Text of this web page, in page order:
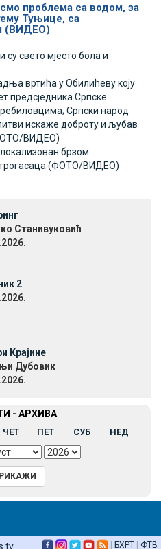
проблема са водом, за
Туњице, са
(ВИДЕО)
свето мјесто бола и
вртића у Обилићеву коју
предсједника Српске
Српски народ
искаже доброту и љубав
ВИДЕО)
брзом
(ФОТО/ВИДЕО)
Станивуковић
2
Крајине
Дубовик
- АРХИВА
ЧЕТ ПЕТ СУБ НЕД
| БХРТ | ФТВ